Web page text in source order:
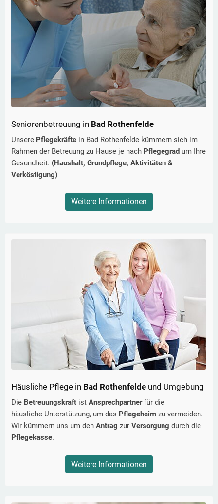
Seniorenbetreuung in Bad Rothenfelde
Unsere Pflegekräfte in Bad Rothenfelde kümmern sich im
Rahmen der Betreuung zu Hause je nach Pflegegrad um Ihre
Gesundheit. (Haushalt, Grundpflege, Aktivitäten &
Verköstigung)
Weitere Informationen
Häusliche Pflege in Bad Rothenfelde und Umgebung
Die Betreuungskraft ist Ansprechpartnerfür die
häusliche Unterstützung, um das Pflegeheim zu vermeiden.
Wir kümmern uns um den Antrag zur Versorgung durch die
Pflegekasse.
Weitere Informationen